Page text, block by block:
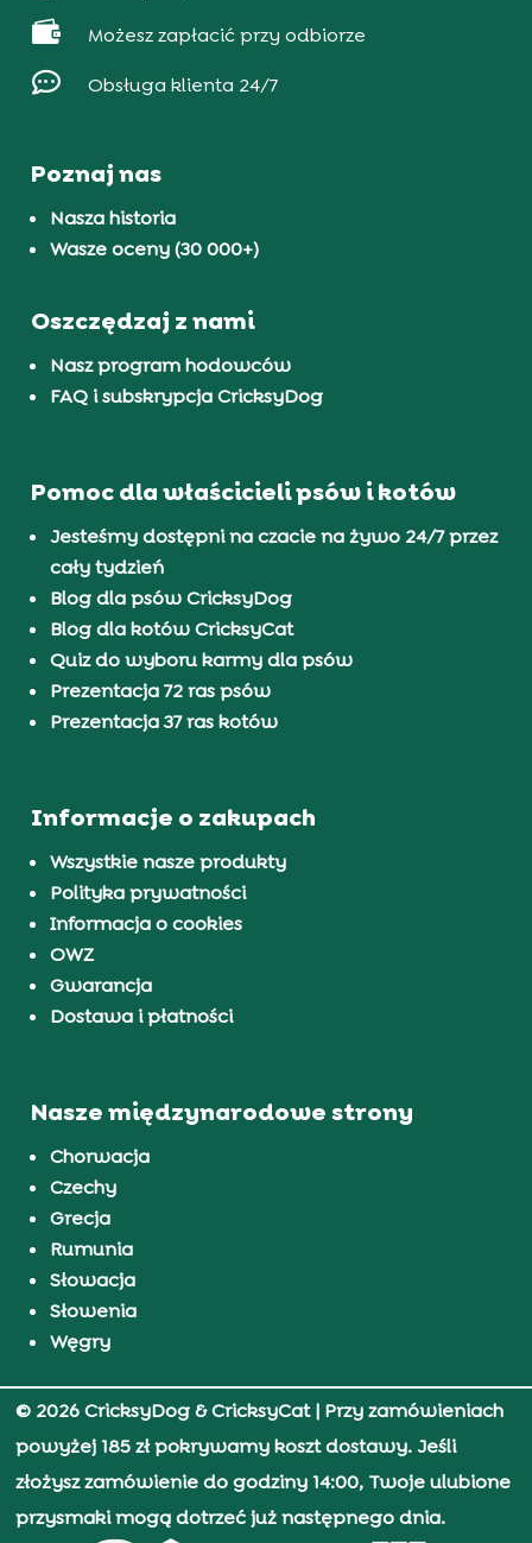
 Możesz zapłacić przy odbiorze
 Obsługa klienta 24/7
Poznaj nas
Nasza historia
Wasze oceny (30 000+)
Oszczędzaj z nami
Nasz program hodowców
FAQ i subskrypcja CricksyDog
Pomoc dla właścicieli psów i kotów
Jesteśmy dostępni na czacie na żywo 24/7 przez
cały tydzień
Blog dla psów CricksyDog
Blog dla kotów CricksyCat
Quiz do wyboru karmy dla psów
Prezentacja 72 ras psów
Prezentacja 37 ras kotów
Informacje o zakupach
Wszystkie nasze produkty
Polityka prywatności
Informacja o cookies
OWZ
Gwarancja
Dostawa i płatności
Nasze międzynarodowe strony
Chorwacja
Czechy
Grecja
Rumunia
Słowacja
Słowenia
Węgry
© 2026 CricksyDog & CricksyCat| Przy zamówieniach
powyżej 185 zł pokrywamy koszt dostawy. Jeśli
złożysz zamówienie do godziny 14:00, Twoje ulubione
przysmaki mogą dotrzeć już następnego dnia.